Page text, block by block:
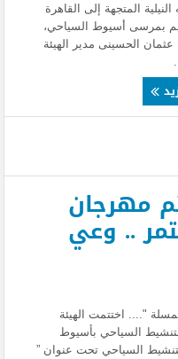
المتجهة إلى القاهرة
بمرسى أسيوط السياحي،
الحسينى مدير الهيئة
مهرجان
.. وعي
".... اختتمت الهيئة
للتنشيط السياحي بأسيوط
السياحي تحت عنوان ”